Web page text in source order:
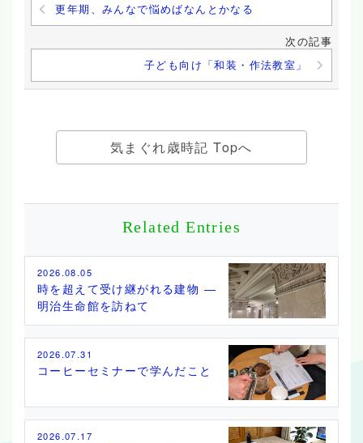
更年期、みんなで悩めばなんとかなる
次の記事
子ども向け「和装・作法教室」
気まぐれ歳時記 Topへ
Related Entries
2026.08.05
時を超えて受け継がれる建物 ―
明治生命館を訪ねて
2026.07.31
コーヒーセミナーで学んだこと
2026.07.17